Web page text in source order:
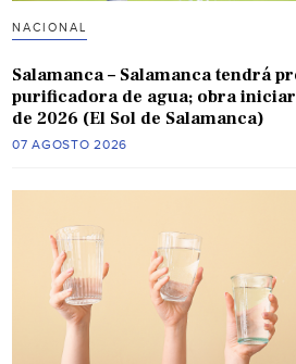
NACIONAL
Salamanca – Salamanca tendrá
purificadora de agua; obra
de 2026 (El Sol de Salamanca)
07 AGOSTO 2026